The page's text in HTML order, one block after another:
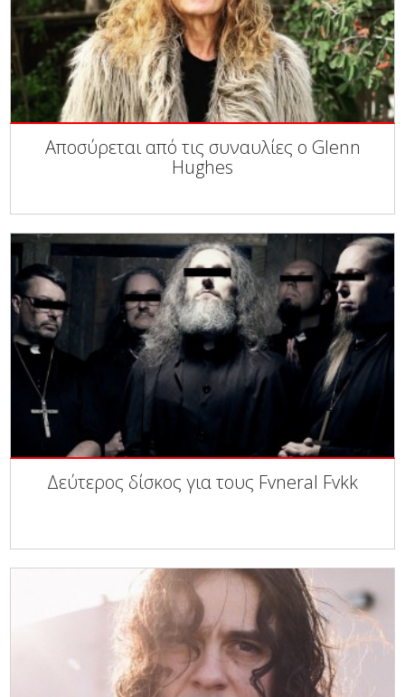
Αποσύρεται από τις συναυλίες ο Glenn
Hughes
Δεύτερος δίσκος για τους Fvneral Fvkk